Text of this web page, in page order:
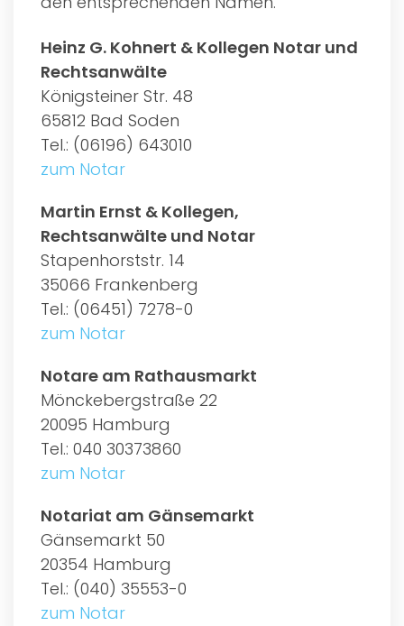
Heinz G. Kohnert & Kollegen Notar und
Rechtsanwälte
Königsteiner Str. 48
65812 Bad Soden
Tel.: (06196) 643010
zum Notar
Martin Ernst & Kollegen,
Rechtsanwälte und Notar
Stapenhorststr. 14
35066 Frankenberg
Tel.: (06451) 7278-0
zum Notar
Notare am Rathausmarkt
Mönckebergstraße 22
20095 Hamburg
Tel.: 040 30373860
zum Notar
Notariat am Gänsemarkt
Gänsemarkt 50
20354 Hamburg
Tel.: (040) 35553-0
zum Notar